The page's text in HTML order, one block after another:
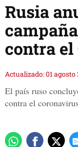
Rusia
contra el
Actualizado: 01 agosto
El país ruso
contra el